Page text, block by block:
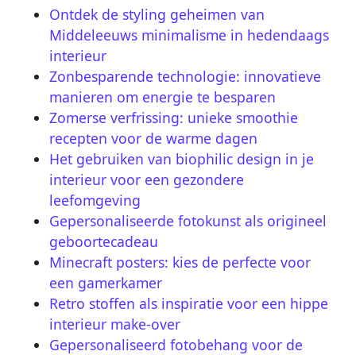
Ontdek de styling geheimen van
Middeleeuws minimalisme in hedendaags
interieur
Zonbesparende technologie: innovatieve
manieren om energie te besparen
Zomerse verfrissing: unieke smoothie
recepten voor de warme dagen
Het gebruiken van biophilic design in je
interieur voor een gezondere
leefomgeving
Gepersonaliseerde fotokunst als origineel
geboortecadeau
Minecraft posters: kies de perfecte voor
een gamerkamer
Retro stoffen als inspiratie voor een hippe
interieur make-over
Gepersonaliseerd fotobehang voor de